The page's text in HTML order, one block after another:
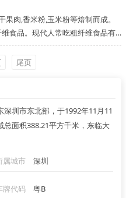
肉,香米粉,玉米粉等焙制而成。
食品。现代人常吃粗纤维食品有
运动量少者尤为重要。特制荔枝
客人的珍贵礼品,像征节节高,...
尾页
圳市东北部，于1992年11月11
面积388.21平方千米，东临大
属城市 深圳
牌代码 粤B